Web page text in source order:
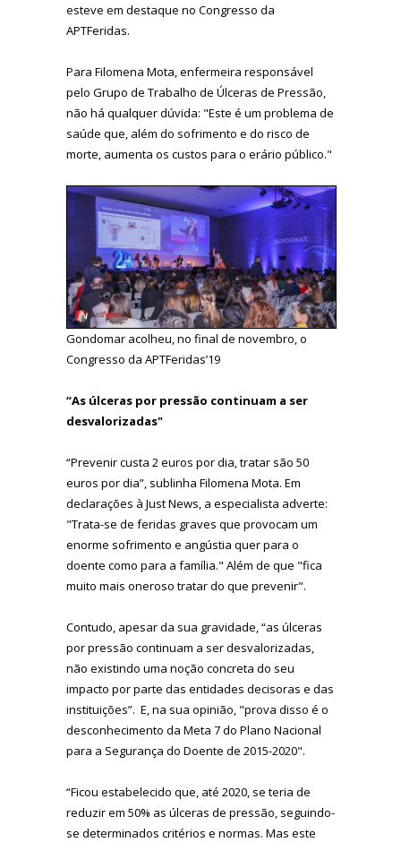
esteve em destaque no Congresso da
APTFeridas.
Para Filomena Mota, enfermeira responsável
pelo Grupo de Trabalho de Úlceras de Pressão,
não há qualquer dúvida: "Este é um problema de
saúde que, além do sofrimento e do risco de
morte, aumenta os custos para o erário público."
Gondomar acolheu, no final de novembro, o
Congresso da APTFeridas’19
“As úlceras por pressão continuam a ser
desvalorizadas"
“Prevenir custa 2 euros por dia, tratar são 50
euros por dia”, sublinha Filomena Mota. Em
declarações à Just News, a especialista adverte:
"Trata-se de feridas graves que provocam um
enorme sofrimento e angústia quer para o
doente como para a família." Além de que "fica
muito mais oneroso tratar do que prevenir".
Contudo, apesar da sua gravidade, “as úlceras
por pressão continuam a ser desvalorizadas,
não existindo uma noção concreta do seu
impacto por parte das entidades decisoras e das
instituições”. E, na sua opinião, "prova disso é o
desconhecimento da Meta 7 do Plano Nacional
para a Segurança do Doente de 2015-2020".
“Ficou estabelecido que, até 2020, se teria de
reduzir em 50% as úlceras de pressão, seguindo-
se determinados critérios e normas. Mas este